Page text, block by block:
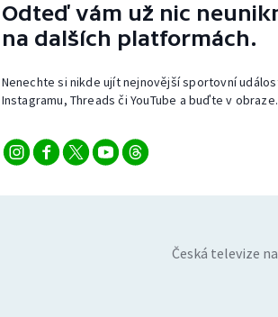
Odteď vám už nic
na dalších platformách.
Nenechte si nikde ujít nejnovější sportovní
Instagramu, Threads či YouTube a buďte v obraze.
Česká televize